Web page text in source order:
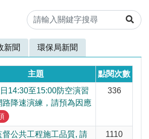
115年8月11日(星期二)舉辦「清潔
115年8月18日(星期二)舉辦「清潔
115年8月18日(星期二)舉辦「清潔
程施工品質, 請撥打通報專線0800-
動員，因應非洲豬瘟疫情，市民
情，市民端廚餘收運排出方式不變
新聞 環保局新聞
主題
點閱次數
14:30至15:00防空演習
路降速演練，請預為因應
336
督公共工程施工品質, 請
1110